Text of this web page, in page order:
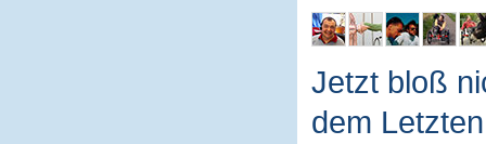
Jetzt bloß
dem